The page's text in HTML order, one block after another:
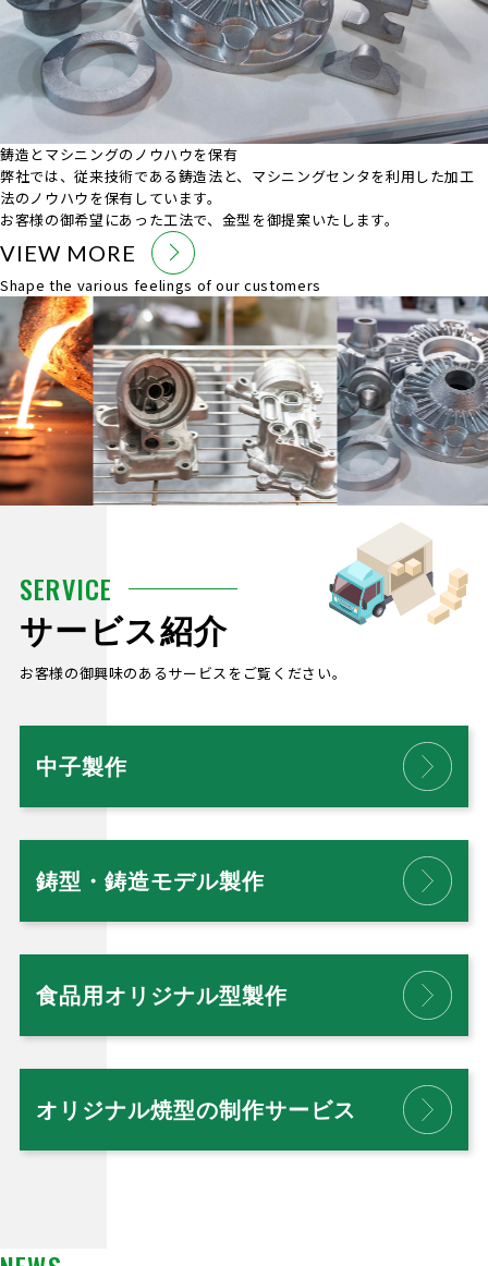
鋳造とマシニングのノウハウを保有
弊社では、従来技術である鋳造法と、マシニングセンタを利用した加工
法のノウハウを保有しています。
お客様の御希望にあった工法で、金型を御提案いたします。
VIEW MORE
Shape the various feelings of our customers
SERVICE
サービス紹介
お客様の御興味のあるサービスをご覧ください。
中子製作
鋳型・鋳造モデル製作
食品用オリジナル型製作
オリジナル焼型の制作サービス